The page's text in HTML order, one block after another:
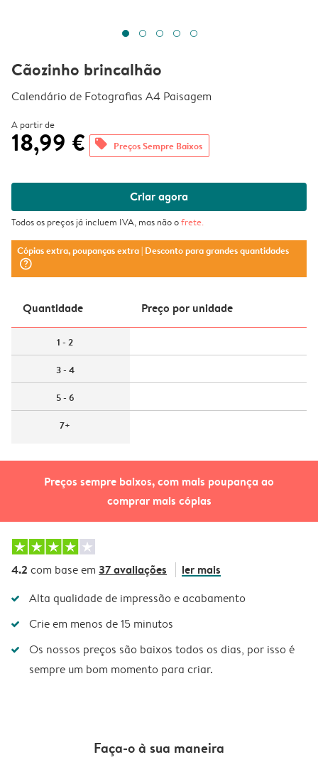
Preços sempre baixos, com mais poupança ao
comprar mais cópias
Cãozinho brincalhão
Calendário de Fotografias A4 Paisagem
A partir de
18,99 € offers Preços Sempre Baixos
Criar agora
Todos os preços já incluem IVA, mas não ofrete.
Cópias extra, poupanças extra| Desconto para grandes quantidades
question_mark_circle
Quantidade Preço por unidade
1 - 2
3 - 4
5 - 6
7+
4.2 com base em 37 avaliações ler mais
Alta qualidade de impressão e acabamento
Crie em menos de 15 minutos
Os nossos preços são baixos todos os dias, por isso é
sempre um bom momento para criar.
Faça-o à sua maneira